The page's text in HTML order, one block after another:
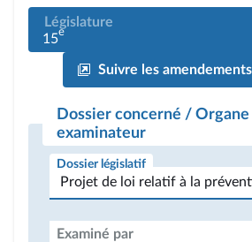
Législature
15e
Suivre les
Dossier concerné / Organe
examinateur
Dossier législatif
Examiné par